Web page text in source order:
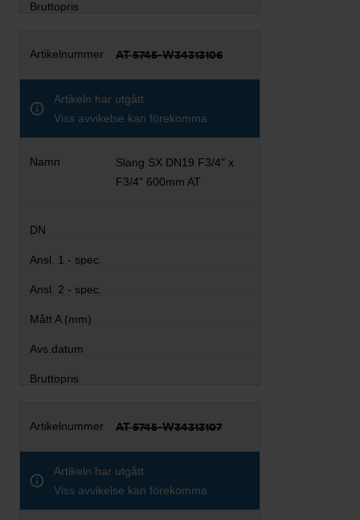
AT 5745-W34313106
Artikeln har utgått
Viss avvikelse kan förekomma
Slang SX DN19 F3/4" x
F3/4" 600mm AT
AT 5745-W34313107
Artikeln har utgått
Viss avvikelse kan förekomma